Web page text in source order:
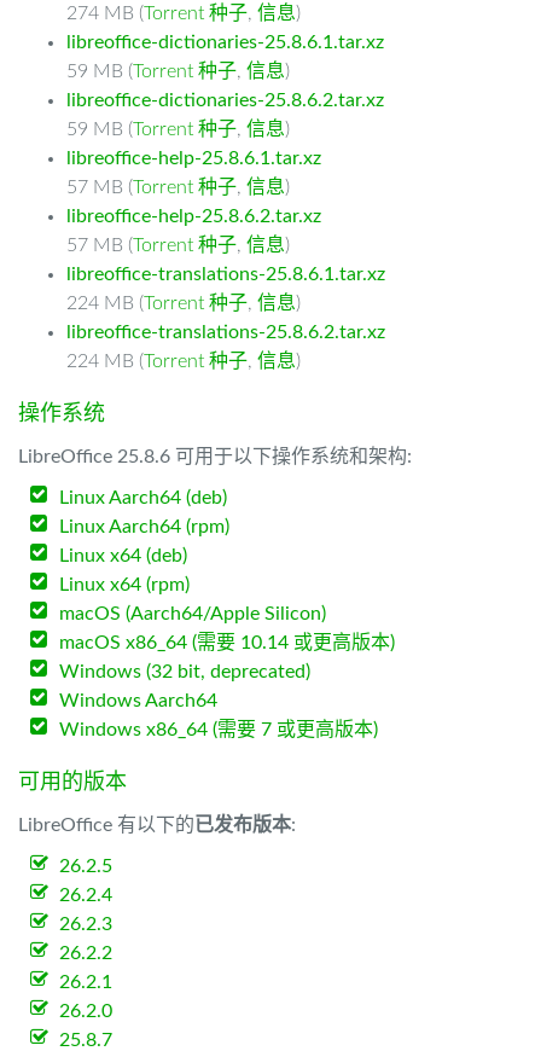
274 MB (Torrent 种子, 信息)
libreoffice-dictionaries-25.8.6.1.tar.xz
59 MB (Torrent 种子, 信息)
libreoffice-dictionaries-25.8.6.2.tar.xz
59 MB (Torrent 种子, 信息)
libreoffice-help-25.8.6.1.tar.xz
57 MB (Torrent 种子, 信息)
libreoffice-help-25.8.6.2.tar.xz
57 MB (Torrent 种子, 信息)
libreoffice-translations-25.8.6.1.tar.xz
224 MB (Torrent 种子, 信息)
libreoffice-translations-25.8.6.2.tar.xz
224 MB (Torrent 种子, 信息)
操作系统
LibreOffice 25.8.6 可用于以下操作系统和架构:
Linux Aarch64 (deb)
Linux Aarch64 (rpm)
Linux x64 (deb)
Linux x64 (rpm)
macOS (Aarch64/Apple Silicon)
macOS x86_64 (需要 10.14 或更高版本)
Windows (32 bit, deprecated)
Windows Aarch64
Windows x86_64 (需要 7 或更高版本)
可用的版本
LibreOffice 有以下的已发布版本:
26.2.5
26.2.4
26.2.3
26.2.2
26.2.1
26.2.0
25.8.7